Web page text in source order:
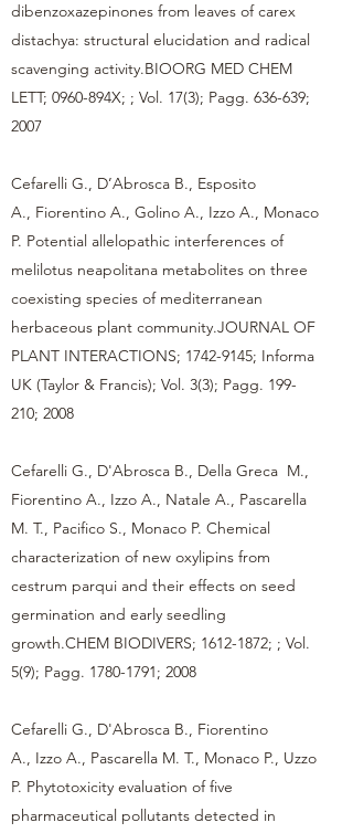
dibenzoxazepinones from leaves of carex
distachya: structural elucidation and radical
scavenging activity.BIOORG MED CHEM
LETT; 0960-894X; ; Vol. 17(3); Pagg. 636-639;
2007
Cefarelli G., D’Abrosca B., Esposito
A., Fiorentino A., Golino A., Izzo A., Monaco
P. Potential allelopathic interferences of
melilotus neapolitana metabolites on three
coexisting species of mediterranean
herbaceous plant community.JOURNAL OF
PLANT INTERACTIONS; 1742-9145; Informa
UK (Taylor & Francis); Vol. 3(3); Pagg. 199-
210; 2008
Cefarelli G., D'Abrosca B., Della Greca M.,
Fiorentino A., Izzo A., Natale A., Pascarella
M. T., Pacifico S., Monaco P. Chemical
characterization of new oxylipins from
cestrum parqui and their effects on seed
germination and early seedling
growth.CHEM BIODIVERS; 1612-1872; ; Vol.
5(9); Pagg. 1780-1791; 2008
Cefarelli G., D'Abrosca B., Fiorentino
A., Izzo A., Pascarella M. T., Monaco P., Uzzo
P. Phytotoxicity evaluation of five
pharmaceutical pollutants detected in